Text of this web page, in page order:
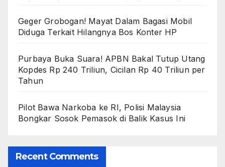
Geger Grobogan! Mayat Dalam Bagasi Mobil
Diduga Terkait Hilangnya Bos Konter HP
Purbaya Buka Suara! APBN Bakal Tutup Utang
Kopdes Rp 240 Triliun, Cicilan Rp 40 Triliun per
Tahun
Pilot Bawa Narkoba ke RI, Polisi Malaysia
Bongkar Sosok Pemasok di Balik Kasus Ini
Recent Comments